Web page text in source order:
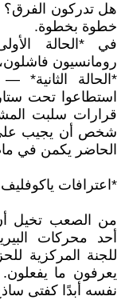
هل تدركون
خطوة بخطوة.
في *الحالة
رومانسيون
*الحالة الثانية*
استطاعوا تحت
قرارات سلبت
شخص أن يجيب على
الحاضر يكمن في
*اعترافات
من الصعب تخيل
أحد محركات
للجنة المركزية
يعرفون ما
نفسه أبدًا كفتى